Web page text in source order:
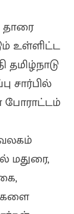
தாரை
உள்ளிட்ட
சார்பில்
மதுரை,